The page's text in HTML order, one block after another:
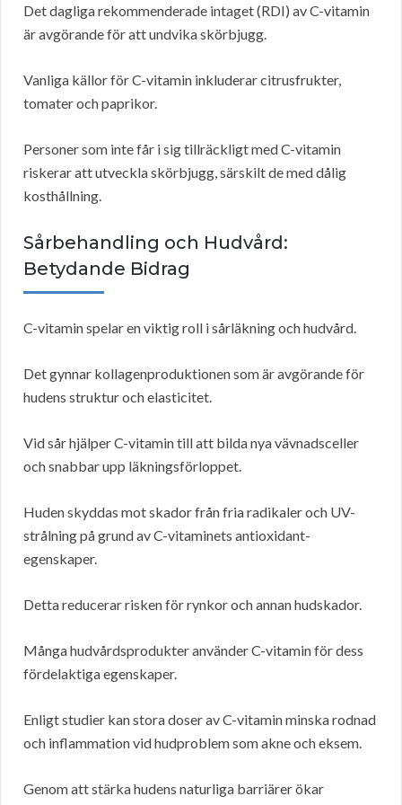
Det dagliga rekommenderade intaget (RDI) av C-vitamin
är avgörande för att undvika skörbjugg.
Vanliga källor för C-vitamin inkluderar citrusfrukter,
tomater och paprikor.
Personer som inte får i sig tillräckligt med C-vitamin
riskerar att utveckla skörbjugg, särskilt de med dålig
kosthållning.
Sårbehandling och Hudvård:
Betydande Bidrag
C-vitamin spelar en viktig roll i sårläkning och hudvård.
Det gynnar kollagenproduktionen som är avgörande för
hudens struktur och elasticitet.
Vid sår hjälper C-vitamin till att bilda nya vävnadsceller
och snabbar upp läkningsförloppet.
Huden skyddas mot skador från fria radikaler och UV-
strålning på grund av C-vitaminets antioxidant-
egenskaper.
Detta reducerar risken för rynkor och annan hudskador.
Många hudvårdsprodukter använder C-vitamin för dess
fördelaktiga egenskaper.
Enligt studier kan stora doser av C-vitamin minska rodnad
och inflammation vid hudproblem som akne och eksem.
Genom att stärka hudens naturliga barriärer ökar